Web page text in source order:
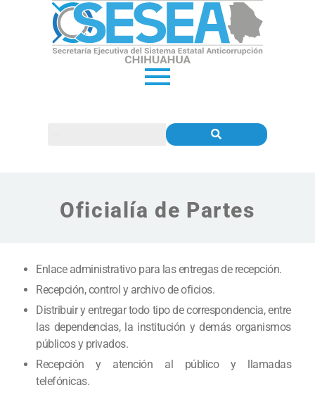
Oficialía de Partes
Enlace administrativo para las entregas de recepción.
Recepción, control y archivo de oficios.
Distribuir y entregar todo tipo de correspondencia, entre
las dependencias, la institución y demás organismos
públicos y privados.
Recepción y atención al público y llamadas
telefónicas.